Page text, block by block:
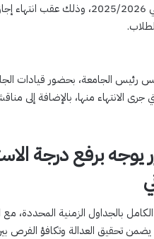
الفصل الدراسي الثاني للعام
رئيس الجامعة، بحضور قيادات
الانتهاء منها، بالإضافة إلى
برفع درجة
بالجداول الزمنية المحددة،
يضمن تحقيق العدالة وتكافؤ الفرص